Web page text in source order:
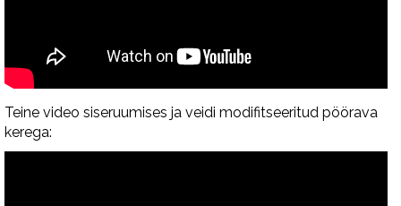
Teine video siseruumises ja veidi modifitseeritud pöörava
kerega: